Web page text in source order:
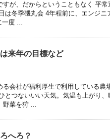
が、だからということもなく 平常
は冬季磯丸会 4年程前に、エンジニ
一度 ...
来年の目標など
る会社が福利厚生で利用している
とつないいい天気。気温も上がり、
野菜を狩 ...
へろ？